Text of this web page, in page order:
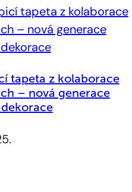
tapeta z kolaborace
– nová generace